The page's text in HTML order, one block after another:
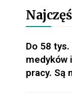
Do 58
medyków
pracy. Są